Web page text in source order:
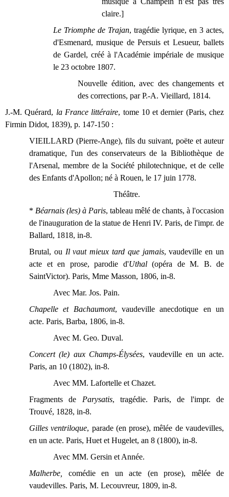
claire.]
Le Triomphe de Trajan, tragédie lyrique, en 3 actes,
d'Esmenard, musique de Persuis et Lesueur, ballets
de Gardel, créé à l'Académie impériale de musique
le 23 octobre 1807.
Nouvelle édition, avec des changements et
des corrections, par P.-A. Vieillard, 1814.
J.-M. Quérard, la France littéraire, tome 10 et dernier (Paris, chez
Firmin Didot, 1839), p. 147-150 :
VIEILLARD (Pierre-Ange), fils du suivant, poëte et auteur
dramatique, l'un des conservateurs de la Bibliothèque de
l'Arsenal, membre de la Société philotechnique, et de celle
des Enfants d'Apollon; né à Rouen, le 17 juin 1778.
Théâtre.
* Béarnais (les) à Paris, tableau mêlé de chants, à l'occasion
de l'inauguration de la statue de Henri IV. Paris, de l'impr. de
Ballard, 1818, in-8.
Brutal, ou Il vaut mieux tard que jamais, vaudeville en un
acte et en prose, parodie d'Uthal(opéra de M. B. de
SaintVictor). Paris, Mme Masson, 1806, in-8.
Avec Mar. Jos. Pain.
Chapelle et Bachaumont, vaudeville anecdotique en un
acte. Paris, Barba, 1806, in-8.
Avec M. Geo. Duval.
Concert (le) aux Champs-Élysées, vaudeville en un acte.
Paris, an 10 (1802), in-8.
Avec MM. Lafortelle et Chazet.
Fragments de Parysatis, tragédie. Paris, de l'impr. de
Trouvé, 1828, in-8.
Gilles ventriloque, parade (en prose), mêlée de vaudevilles,
en un acte. Paris, Huet et Hugelet, an 8 (1800), in-8.
Avec MM. Gersin et Année.
Malherbe,
comédie en un acte (en prose), mêlée de
vaudevilles. Paris, M. Lecouvreur, 1809, in-8.